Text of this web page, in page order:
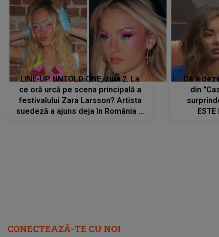
LINE-UP UNTOLD ONE, ziua 2. La
ce oră urcă pe scena principală a
festivalului Zara Larsson? Artista
suedeză a ajuns deja în România și
Ce a
din
CONECTEAZĂ-TE CU NOI